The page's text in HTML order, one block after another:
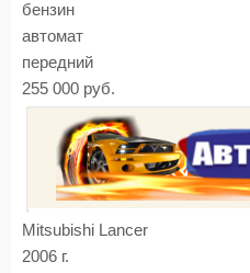
бензин
автомат
передний
255 000 руб.
Mitsubishi Lancer
2006 г.